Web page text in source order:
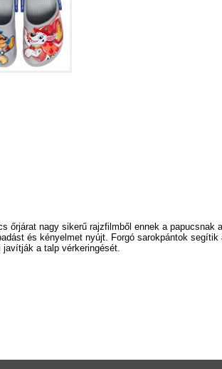
őrjárat nagy sikerű rajzfilmből ennek a papucsnak
és kényelmet nyújt. Forgó sarokpántok
a talp vérkeringését.